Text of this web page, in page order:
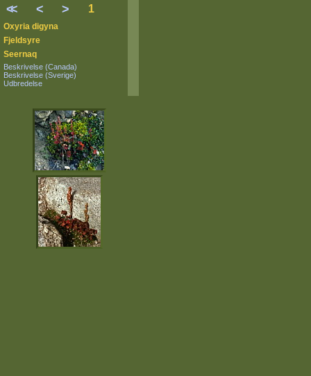
<< < > 1
Oxyria digyna
Fjeldsyre
Seernaq
Beskrivelse (Canada)
Beskrivelse (Sverige)
Udbredelse